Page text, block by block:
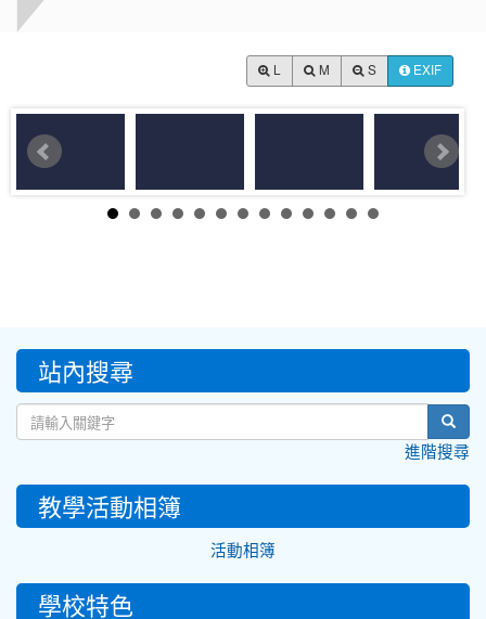
M S EXIF
::: 站內搜尋
進階搜尋
教學活動相簿
活動相簿
學校特色